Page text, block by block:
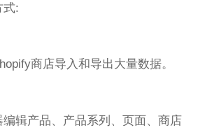
式:
商店导入和导出大量数据。
辑产品、产品系列、页面、商店